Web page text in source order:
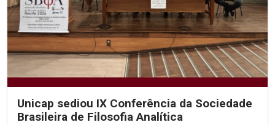
Unicap sediou IX Conferência da Sociedade
Brasileira de Filosofia Analítica